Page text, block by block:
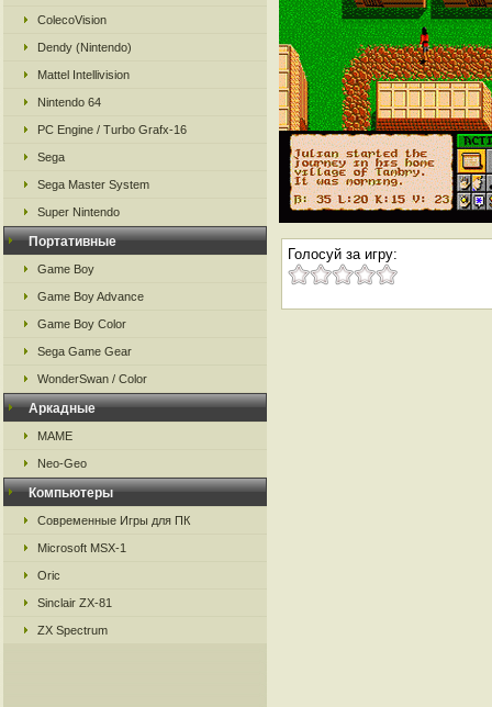
ColecoVision
Dendy (Nintendo)
Mattel Intellivision
Nintendo 64
PC Engine / Turbo Grafx-16
Sega
Sega Master System
Super Nintendo
Портативные
Game Boy
Game Boy Advance
Game Boy Color
Sega Game Gear
WonderSwan / Color
Аркадные
MAME
Neo-Geo
Компьютеры
Современные Игры для ПК
Microsoft MSX-1
Oric
Sinclair ZX-81
ZX Spectrum
Голосуй за игру: